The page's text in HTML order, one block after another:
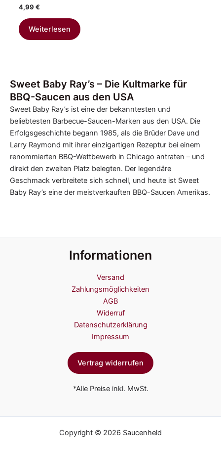
4,99 €
Weiterlesen
Sweet Baby Ray’s – Die Kultmarke für
BBQ-Saucen aus den USA
Sweet Baby Ray’s ist eine der bekanntesten und
beliebtesten Barbecue-Saucen-Marken aus den USA. Die
Erfolgsgeschichte begann 1985, als die Brüder Dave und
Larry Raymond mit ihrer einzigartigen Rezeptur bei einem
renommierten BBQ-Wettbewerb in Chicago antraten – und
direkt den zweiten Platz belegten. Der legendäre
Geschmack verbreitete sich schnell, und heute ist Sweet
Baby Ray’s eine der meistverkauften BBQ-Saucen Amerikas.
Informationen
Versand
Zahlungsmöglichkeiten
AGB
Widerruf
Datenschutzerklärung
Impressum
Vertrag widerrufen
*Alle Preise inkl. MwSt.
Copyright © 2026 Saucenheld